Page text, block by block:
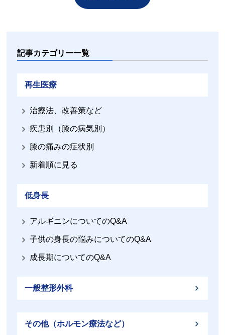
記事カテゴリー一覧
再生医療
治療法、改善策など
疾患別（膝の病気別）
膝の痛みの症状別
新着順に見る
低身長
アルギニンについてのQ&A
子供の身長の悩みについてのQ&A
成長期についてのQ&A
一般整形外科
その他（ホルモン療法など）